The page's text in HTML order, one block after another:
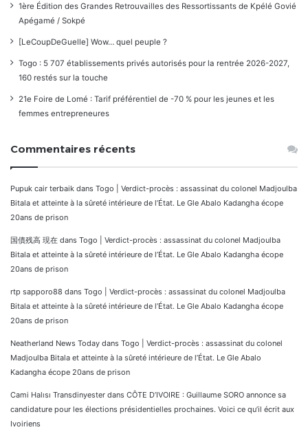
1ère Édition des Grandes Retrouvailles des Ressortissants de Kpélé Govié
Apégamé / Sokpé
[LeCoupDeGuelle] Wow… quel peuple ?
Togo : 5 707 établissements privés autorisés pour la rentrée 2026-2027,
160 restés sur la touche
21e Foire de Lomé : Tarif préférentiel de -70 % pour les jeunes et les
femmes entrepreneures
Commentaires récents
Pupuk cair terbaik dans Togo | Verdict-procès : assassinat du colonel Madjoulba
Bitala et atteinte à la sûreté intérieure de l’État. Le Gle Abalo Kadangha écope
20ans de prison
国債残高 現在 dans Togo | Verdict-procès : assassinat du colonel Madjoulba
Bitala et atteinte à la sûreté intérieure de l’État. Le Gle Abalo Kadangha écope
20ans de prison
rtp sapporo88 dans Togo | Verdict-procès : assassinat du colonel Madjoulba
Bitala et atteinte à la sûreté intérieure de l’État. Le Gle Abalo Kadangha écope
20ans de prison
Neatherland News Today dans Togo | Verdict-procès : assassinat du colonel
Madjoulba Bitala et atteinte à la sûreté intérieure de l’État. Le Gle Abalo
Kadangha écope 20ans de prison
Cami Halısı Transdinyester dans CÔTE D’IVOIRE : Guillaume SORO annonce sa
candidature pour les élections présidentielles prochaines. Voici ce qu’il écrit aux
Ivoiriens